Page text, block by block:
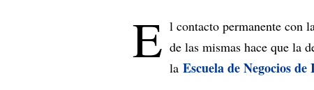
E l contacto permanente con
de las mismas hace que la
la Escuela de Negocios